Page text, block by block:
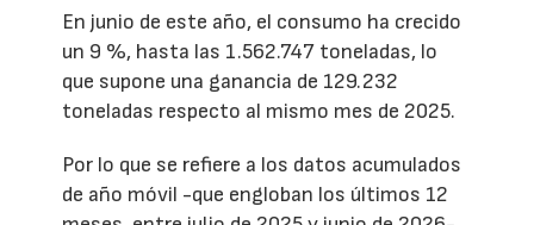
En junio de este año, el consumo ha crecido
un 9 %, hasta las 1.562.747 toneladas, lo
que supone una ganancia de 129.232
toneladas respecto al mismo mes de 2025.
Por lo que se refiere a los datos acumulados
de año móvil -que engloban los últimos 12